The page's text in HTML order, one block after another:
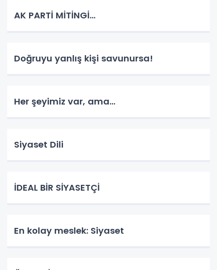
AK PARTİ MİTİNGİ...
Doğruyu yanlış kişi savunursa!
Her şeyimiz var, ama...
Siyaset Dili
İDEAL BİR SİYASETÇİ
En kolay meslek: Siyaset